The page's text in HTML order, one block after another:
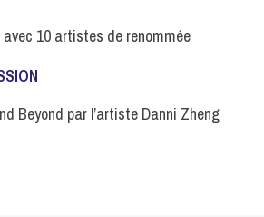
10 artistes de renommée
Beyond par l’artiste Danni Zheng